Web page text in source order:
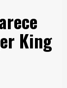
King